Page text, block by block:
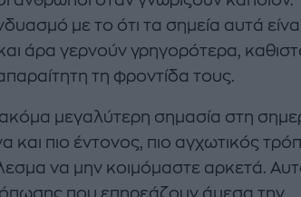
με το ότι τα σημεία αυτά
άρα γερνούν γρηγορότερα,
τη φροντίδα τους.
μεγαλύτερη σημασία στη
και πιο έντονος, πιο αγχωτικός
να μην κοιμόμαστε αρκετά.
που επηρεάζουν άμεσα την
A STORY BY KORI
ΔΑΦΝΗ ΚΑΡΑΒΟΚΥΡΗ
Nτίνα Νικολάου: «Όταν